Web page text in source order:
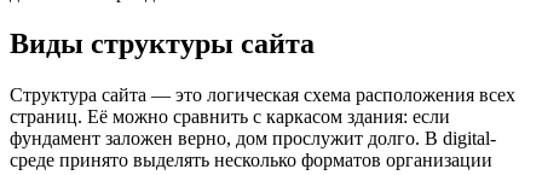
Виды структуры сайта
Структура сайта — это логическая схема расположения всех
страниц. Её можно сравнить с каркасом здания: если
фундамент заложен верно, дом прослужит долго. В digital-
среде принято выделять несколько форматов организации